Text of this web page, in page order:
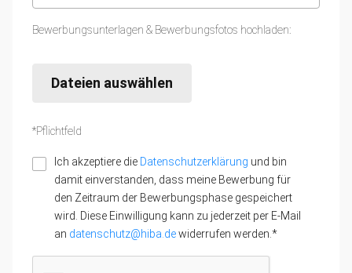
Bewerbungsunterlagen & Bewerbungsfotos hochladen:
Dateien auswählen
*Pflichtfeld
Ich akzeptiere die Datenschutzerklärung und bin
damit einverstanden, dass meine Bewerbung für
den Zeitraum der Bewerbungsphase gespeichert
wird. Diese Einwilligung kann zu jederzeit per E-Mail
an datenschutz@hiba.dewiderrufen werden.*